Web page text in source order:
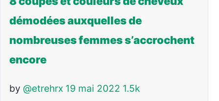
démodées auxquelles de
nombreuses femmes s’accrochent
encore
by @etrehrx 19 mai 2022 1.5k